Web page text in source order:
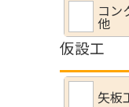
コン
他
仮設工
矢板